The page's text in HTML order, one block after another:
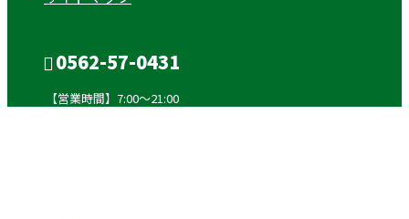
0562-57-0431
【営業時間】7:00～21:00